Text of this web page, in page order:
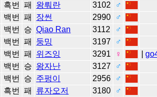
흑번 패 왕뤄란 3102
♂
백번 패 장썬 2990
♂
백번 승 Qiao Ran 3112
♂
백번 패 둥밍 3197
♂
백번 패 위즈잉 3291 ♀ |
백번 승 왕자난 3127
♂
백번 승 주펑이 2956
♂
흑번 패 류자오저 3180
♂